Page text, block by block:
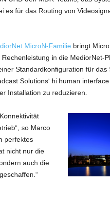
es für das Routing von
MicroN-Familie bringt
in die MediorNet-
Standardkonfiguration für
Solutions‘ hi human
Installation zu reduzieren.
so Marco
perfektes
nicht nur die
auch die